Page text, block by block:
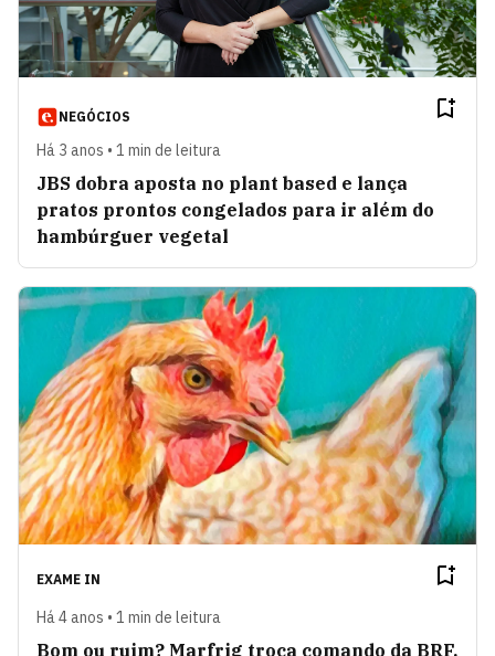
NEGÓCIOS
Há 3 anos • 1 min de leitura
JBS dobra aposta no plant based e lança
pratos prontos congelados para ir além do
hambúrguer vegetal
EXAME IN
Há 4 anos • 1 min de leitura
Bom ou ruim? Marfrig troca comando da BRF,